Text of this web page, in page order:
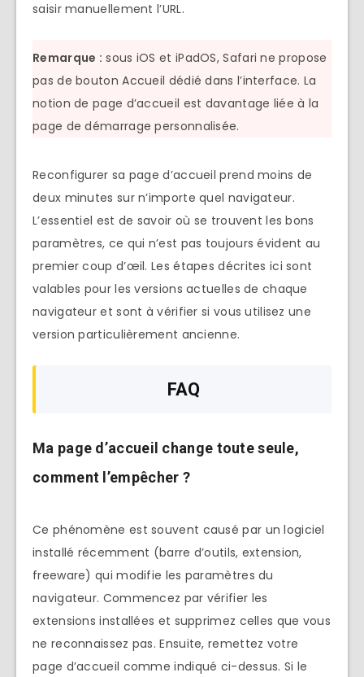
saisir manuellement l’URL.
Remarque : sous iOS et iPadOS, Safari ne propose
pas de bouton Accueil dédié dans l’interface. La
notion de page d’accueil est davantage liée à la
page de démarrage personnalisée.
Reconfigurer sa page d’accueil prend moins de
deux minutes sur n’importe quel navigateur.
L’essentiel est de savoir où se trouvent les bons
paramètres, ce qui n’est pas toujours évident au
premier coup d’œil. Les étapes décrites ici sont
valables pour les versions actuelles de chaque
navigateur et sont à vérifier si vous utilisez une
version particulièrement ancienne.
FAQ
Ma page d’accueil change toute seule,
comment l’empêcher ?
Ce phénomène est souvent causé par un logiciel
installé récemment (barre d’outils, extension,
freeware) qui modifie les paramètres du
navigateur. Commencez par vérifier les
extensions installées et supprimez celles que vous
ne reconnaissez pas. Ensuite, remettez votre
page d’accueil comme indiqué ci-dessus. Si le